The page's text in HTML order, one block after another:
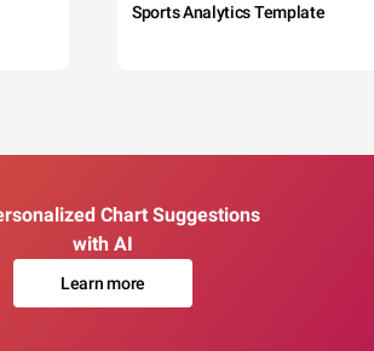
Sports Analytics Template
Chart Suggestions
with AI
Learn more